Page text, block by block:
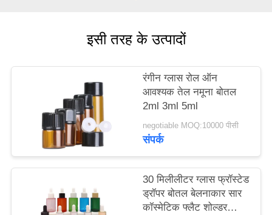
का
अनुरोध
इसी तरह के उत्पादों
रंगीन ग्लास रोल ऑन
आवश्यक तेल नमूना बोतल
2ml 3ml 5ml
negotiable MOQ:10000 पीसी
संपर्क
30 मिलीलीटर ग्लास फ्रॉस्टेड
ड्रॉपर बोतल बेलनाकार सार
कॉस्मेटिक फ्लैट शोल्डर